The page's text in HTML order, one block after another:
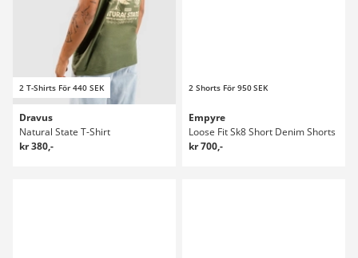
2 T-Shirts För 440 SEK
Dravus
Natural State T-Shirt
kr 380,-
2 Shorts För 950 SEK
Empyre
Loose Fit Sk8 Short Denim Shorts
kr 700,-